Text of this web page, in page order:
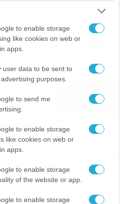
to enable storage
like cookies on web or
apps.
user data to be sent to
purposes.
to send me
to enable storage
like cookies on web or
apps.
to enable storage
of the website or app.
to enable storage
τάση
8-10
να